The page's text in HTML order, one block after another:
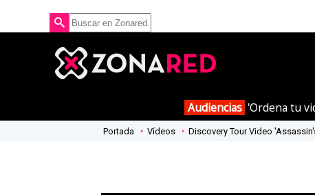
Audiencias 'Ordena tu
Portada Vídeos Discovery Tour Video